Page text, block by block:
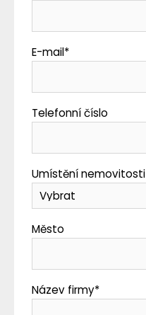
E-mail*
Telefonní číslo
Umístění nemovitosti
Město
Název firmy*